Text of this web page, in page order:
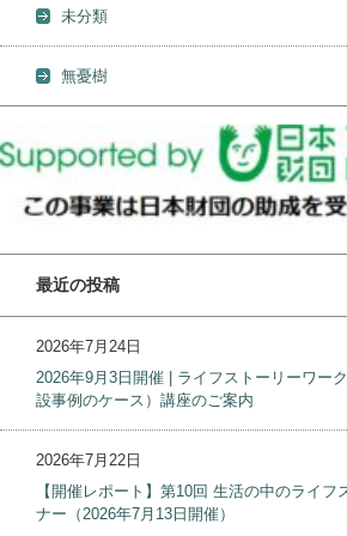
未分類
無憂樹
最近の投稿
2026年7月24日
2026年9月3日開催 | ライフストーリーワー
設事例のケース）講座のご案内
2026年7月22日
【開催レポート】第10回 生活の中のライフ
ナー（2026年7月13日開催）